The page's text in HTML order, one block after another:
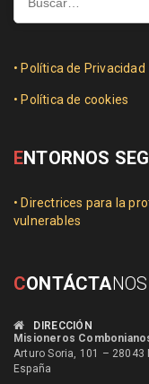
• Política de Privacidad
• Política de cookies
ENTORNOS
• Directrices para la
vulnerables
CONTÁCTANOS
DIRECCIÓN
Misioneros
Arturo Soria, 101 – 28043
España